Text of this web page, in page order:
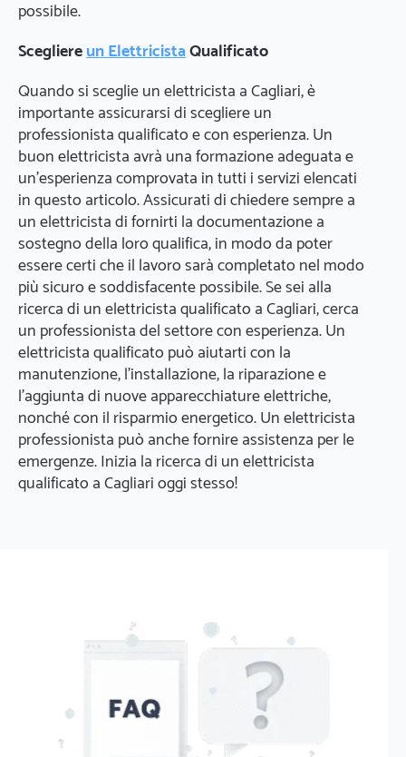
possibile.
Scegliereun ElettricistaQualificato
Quando si sceglie un elettricista a Cagliari, è
importante assicurarsi di scegliere un
professionista qualificato e con esperienza. Un
buon elettricista avrà una formazione adeguata e
un'esperienza comprovata in tutti i servizi elencati
in questo articolo. Assicurati di chiedere sempre a
un elettricista di fornirti la documentazione a
sostegno della loro qualifica, in modo da poter
essere certi che il lavoro sarà completato nel modo
più sicuro e soddisfacente possibile. Se sei alla
ricerca di un elettricista qualificato a Cagliari, cerca
un professionista del settore con esperienza. Un
elettricista qualificato può aiutarti con la
manutenzione, l'installazione, la riparazione e
l'aggiunta di nuove apparecchiature elettriche,
nonché con il risparmio energetico. Un elettricista
professionista può anche fornire assistenza per le
emergenze. Inizia la ricerca di un elettricista
qualificato a Cagliari oggi stesso!